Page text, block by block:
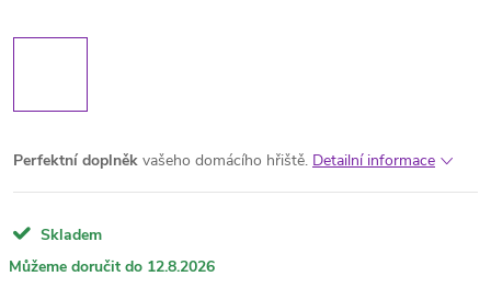
Perfektní doplněk vašeho domácího hřiště. Detailní informace
Skladem
12.8.2026